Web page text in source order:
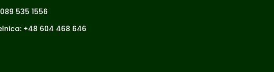
535 1556
+48 604 468 646